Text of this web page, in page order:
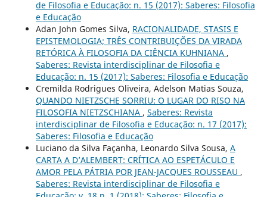
de Filosofia e Educação: n. 15 (2017): Saberes: Filosofia
e Educação
Adan John Gomes Silva, RACIONALIDADE, STASIS E
EPISTEMOLOGIA; TRÊS CONTRIBUIÇÕES DA VIRADA
RETÓRICA À FILOSOFIA DA CIÊNCIA KUHNIANA ,
Saberes: Revista interdisciplinar de Filosofia e
Educação: n. 15 (2017): Saberes: Filosofia e Educação
Cremilda Rodrigues Oliveira, Adelson Matias Souza,
QUANDO NIETZSCHE SORRIU: O LUGAR DO RISO NA
FILOSOFIA NIETZSCHIANA , Saberes: Revista
interdisciplinar de Filosofia e Educação: n. 17 (2017):
Saberes: Filosofia e Educação
Luciano da Silva Façanha, Leonardo Silva Sousa, A
CARTA A D’ALEMBERT: CRÍTICA AO ESPETÁCULO E
AMOR PELA PÁTRIA POR JEAN-JACQUES ROUSSEAU ,
Saberes: Revista interdisciplinar de Filosofia e